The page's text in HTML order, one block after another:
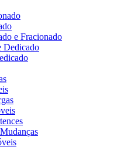
e Fracionado
Dedicado